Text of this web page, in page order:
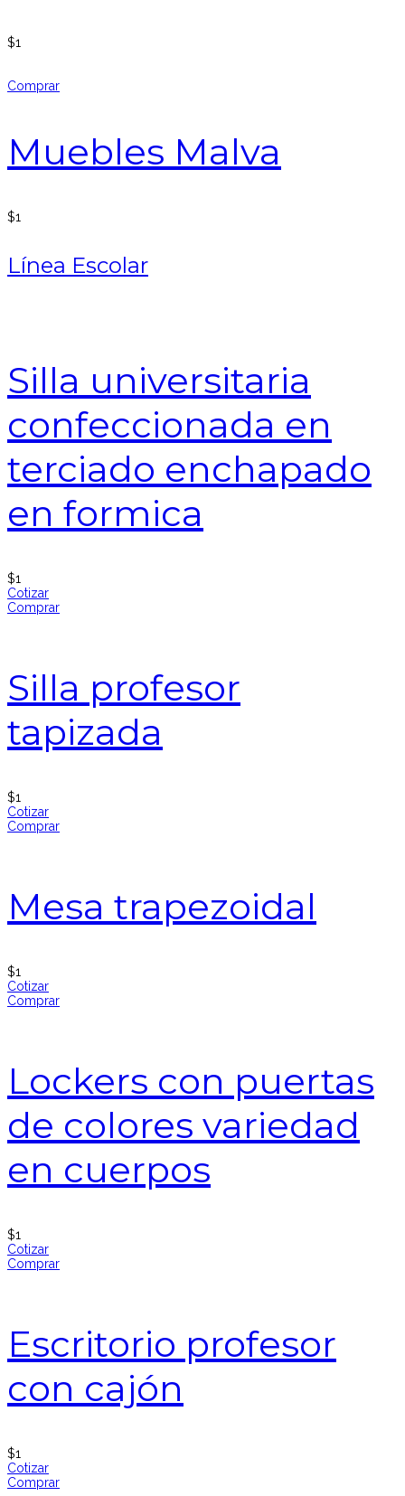
$1
Comprar
Muebles Malva
$1
Línea Escolar
Silla universitaria
confeccionada en
terciado enchapado
en formica
$1
Cotizar
Comprar
Silla profesor
tapizada
$1
Cotizar
Comprar
Mesa trapezoidal
$1
Cotizar
Comprar
Lockers con puertas
de colores variedad
en cuerpos
$1
Cotizar
Comprar
Escritorio profesor
con cajón
$1
Cotizar
Comprar